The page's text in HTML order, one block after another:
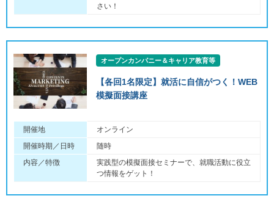
さい！
オープンカンパニー＆キャリア教育等
【各回1名限定】就活に自信がつく！WEB
模擬面接講座
開催地
オンライン
開催時期／日時
随時
内容／特徴
実践型の模擬面接セミナーで、就職活動に役立
つ情報をゲット！